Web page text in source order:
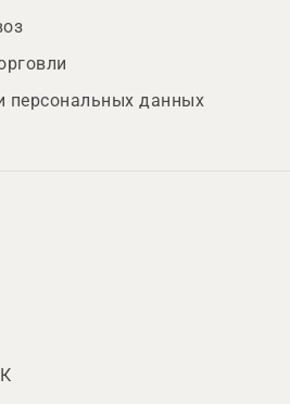
персональных данных